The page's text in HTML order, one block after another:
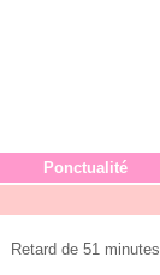
Ponctualité
Retard de 51 minutes